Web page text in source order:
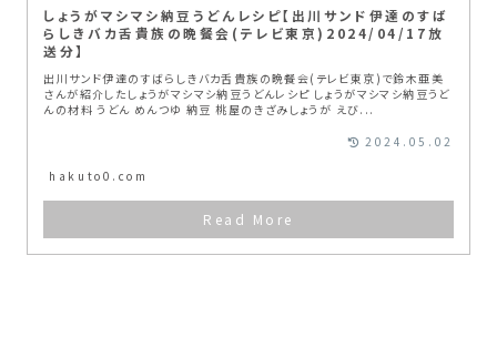
しょうがマシマシ納豆うどんレシピ【出川サンド伊達のすば
らしきバカ舌貴族の晩餐会(テレビ東京)2024/04/17放
送分】
出川サンド伊達のすばらしきバカ舌貴族の晩餐会(テレビ東京)で鈴木亜美
さんが紹介したしょうがマシマシ納豆うどんレシピ しょうがマシマシ納豆うど
んの材料 うどん めんつゆ 納豆 桃屋のきざみしょうが えび...
hakuto0.com
2024.05.02